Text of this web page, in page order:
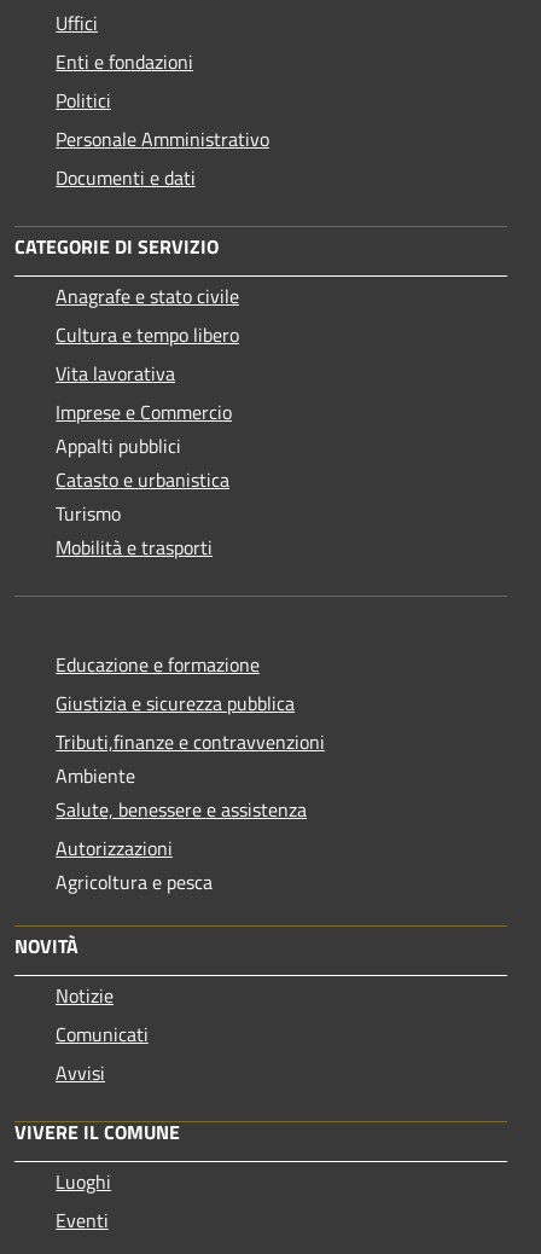
Uffici
Enti e fondazioni
Politici
Personale Amministrativo
Documenti e dati
CATEGORIE DI SERVIZIO
Anagrafe e stato civile
Cultura e tempo libero
Vita lavorativa
Imprese e Commercio
Appalti pubblici
Catasto e urbanistica
Turismo
Mobilità e trasporti
Educazione e formazione
Giustizia e sicurezza pubblica
Tributi,finanze e contravvenzioni
Ambiente
Salute, benessere e assistenza
Autorizzazioni
Agricoltura e pesca
NOVITÀ
Notizie
Comunicati
Avvisi
VIVERE IL COMUNE
Luoghi
Eventi